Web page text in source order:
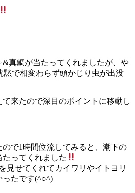
真鯛が当たってくれましたが、や
黙で相変わらず頭かじり虫が出没
来たので深目のポイントに移動し
で1時間位流してみると、潮下の
ってくれました
見せてくれてカイワリやイトヨリ
ったです(^○^)